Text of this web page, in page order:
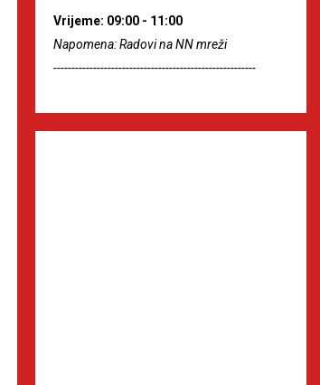
Vrijeme: 09:00 - 11:00
Napomena: Radovi na NN mreži
--------------------------------------------------------